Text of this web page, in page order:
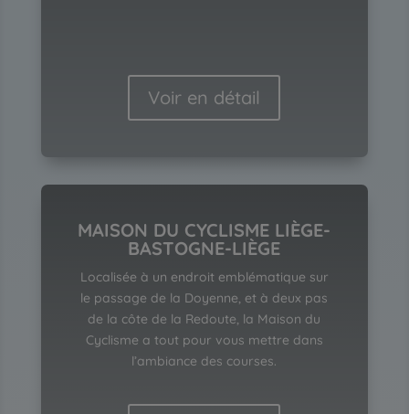
Voir en détail
MAISON DU CYCLISME LIÈGE-
BASTOGNE-LIÈGE
Localisée à un endroit emblématique sur
le passage de la Doyenne, et à deux pas
de la côte de la Redoute, la Maison du
Cyclisme a tout pour vous mettre dans
l’ambiance des courses.